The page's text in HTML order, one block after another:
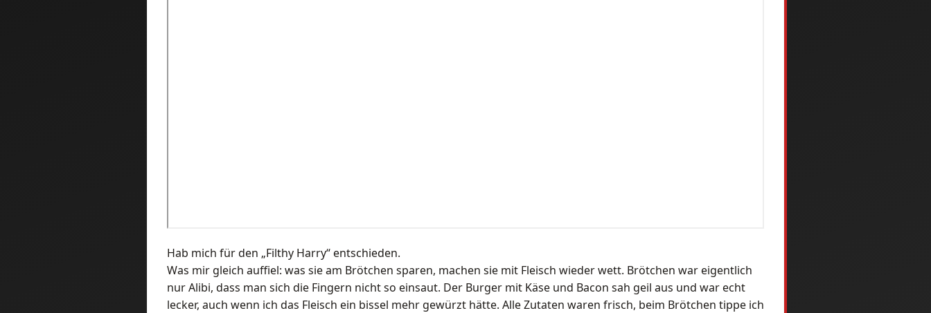
Hab mich für den „Filthy Harry“ entschieden.
Was mir gleich auffiel: was sie am Brötchen sparen, machen sie mit Fleisch wieder wett. Brötchen war eigentlich
nur Alibi, dass man sich die Fingern nicht so einsaut. Der Burger mit Käse und Bacon sah geil aus und war echt
lecker, auch wenn ich das Fleisch ein bissel mehr gewürzt hätte. Alle Zutaten waren frisch, beim Brötchen tippe ich